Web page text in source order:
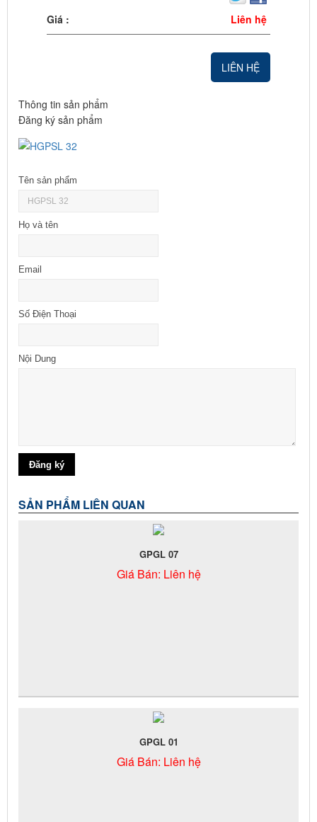
Giá : Liên hệ
LIÊN HỆ
Thông tin sản phẩm
Đăng ký sản phẩm
Tên sản phẩm
Họ và tên
Email
Số Điện Thoại
Nội Dung
SẢN PHẨM LIÊN QUAN
GPGL 07
Giá Bán: Liên hệ
GPGL 01
Giá Bán: Liên hệ